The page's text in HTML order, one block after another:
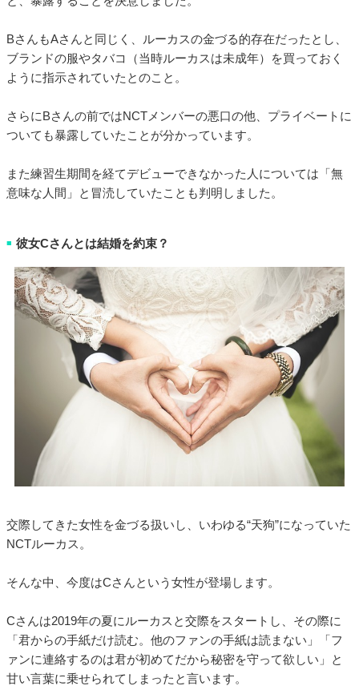
BさんもAさんと同じく、ルーカスの金づる的存在だったとし、
ブランドの服やタバコ（当時ルーカスは未成年）を買っておく
ように指示されていたとのこと。
さらにBさんの前ではNCTメンバーの悪口の他、プライベートに
ついても暴露していたことが分かっています。
また練習生期間を経てデビューできなかった人については「無
意味な人間」と冒涜していたことも判明しました。
■ 彼女Cさんとは結婚を約束？
交際してきた女性を金づる扱いし、いわゆる“天狗”になっていた
NCTルーカス。
そんな中、今度はCさんという女性が登場します。
Cさんは2019年の夏にルーカスと交際をスタートし、その際に
「君からの手紙だけ読む。他のファンの手紙は読まない」「フ
ァンに連絡するのは君が初めてだから秘密を守って欲しい」と
甘い言葉に乗せられてしまったと言います。